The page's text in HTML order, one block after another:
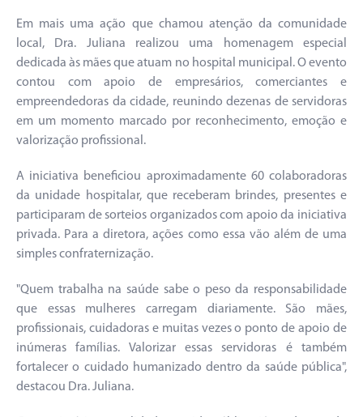
Em mais uma ação que chamou atenção da comunidade
local, Dra. Juliana realizou uma homenagem especial
dedicada às mães que atuam no hospital municipal. O evento
contou com apoio de empresários, comerciantes e
empreendedoras da cidade, reunindo dezenas de servidoras
em um momento marcado por reconhecimento, emoção e
valorização profissional.
A iniciativa beneficiou aproximadamente 60 colaboradoras
da unidade hospitalar, que receberam brindes, presentes e
participaram de sorteios organizados com apoio da iniciativa
privada. Para a diretora, ações como essa vão além de uma
simples confraternização.
"Quem trabalha na saúde sabe o peso da responsabilidade
que essas mulheres carregam diariamente. São mães,
profissionais, cuidadoras e muitas vezes o ponto de apoio de
inúmeras famílias. Valorizar essas servidoras é também
fortalecer o cuidado humanizado dentro da saúde pública",
destacou Dra. Juliana.